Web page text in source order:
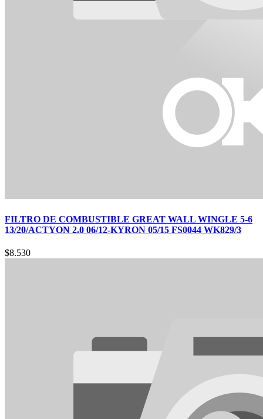
FILTRO DE COMBUSTIBLE GREAT WALL WINGLE 5-6
13/20/ACTYON 2.0 06/12-KYRON 05/15 FS0044 WK829/3
$8.530